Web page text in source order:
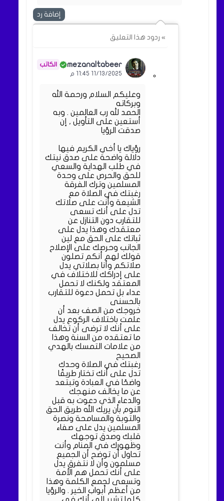
إضافة رد
» ردود هذا التعليق
mezanaltabeer
11/13/2025 11:45 م
وعليكم السلام ورحمة الله
وبركاته
الحمد لله رب العالمين . وبه
أستعين على التأويل , إن
صدقت الرؤيا
رؤياك يا أخي الكريم فيها
دلالة واضحة على صدق نيتك
في طلب الهداية والسعي
للحق والحرص على وحدة
المسلمين وترك الفرقة
رغبتك في الصلاة مع
الشيعة وأنت على صلاتك
تدل على أنك تسعى
للتقارب دون التنازل عن
معتقدك وهذا يدل على
ثباتك على الحق مع لين
الجانب وحرصك على الإصلاح
قولك لهم أنكم تصلون
صلاتكم وأنا بصلاتي يدل
على إدراكك للاختلاف في
المعتقد ولكنك لا تحمل
عداء بل تحمل دعوة للتقارب
بالحسنى
خروجك من الصف بعد أن
علمت باختلاف الركوع يدل
على أنك لا ترضى أن تخالف
ما تعتقده من السنة وهذا
من علامات التمسك بالهدي
الصحيح
رغبتك في الصلاة وحدك
تدل على أنك تختار طريقًا
واضحًا في العبادة وتبتعد
عن ما يخالف منهجك
والدعاء الذي دعوت به قبل
النوم بأن يريك الله طريق الحق
والتوبة والمسامحة ونصرة
المسلمين يدل على صفاء
قلبك وصدق توجهك
وظهورك في المنام وأنت
تحاول أن توضح أن الجميع
مسلمون وأن لا نتفرق يدل
على أنك تحمل هم الأمة
وتسعى لجمع الكلمة وهذا
من أعظم أبواب الخير . والرؤيا